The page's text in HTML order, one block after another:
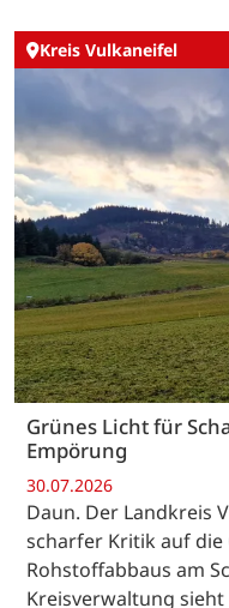
Kreis Vulkaneifel
Grünes Licht für
Empörung
30.07.2026
Daun. Der Landkreis
scharfer Kritik auf die
Rohstoffabbaus am
Kreisverwaltung